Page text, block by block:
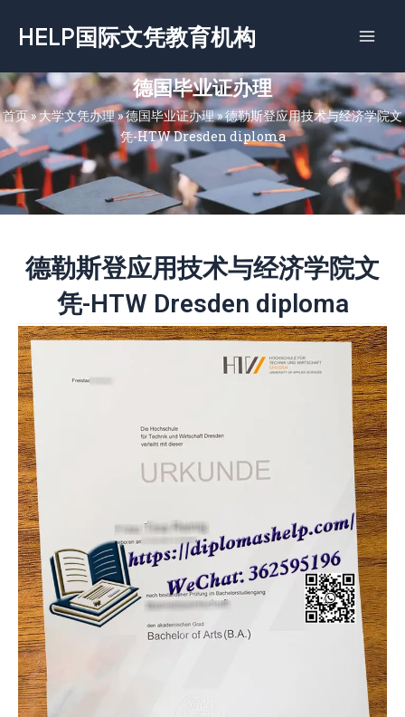
容
HELP国际文凭教育机构
德国毕业证办理
首页»大学文凭办理»德国毕业证办理»德勒斯登应用技术与经济学院文
凭-HTW Dresden diploma
德勒斯登应用技术与经济学院文
凭-HTW Dresden diploma